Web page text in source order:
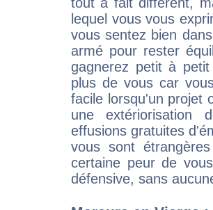
lequel vous vous
vous sentez bien
armé pour rester
gagnerez petit à
plus de vous car
facile lorsqu'un projet
une extériorisation
effusions gratuites
vous sont
certaine peur de
défensive, sans